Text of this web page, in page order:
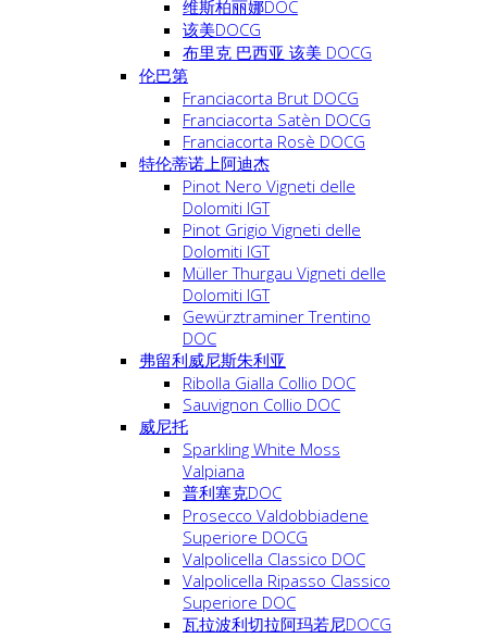
维斯柏丽娜DOC
该美DOCG
布里克 巴西亚 该美 DOCG
伦巴第
Franciacorta Brut DOCG
Franciacorta Satèn DOCG
Franciacorta Rosè DOCG
特伦蒂诺上阿迪杰
Pinot Nero Vigneti delle
Dolomiti IGT
Pinot Grigio Vigneti delle
Dolomiti IGT
Müller Thurgau Vigneti delle
Dolomiti IGT
Gewürztraminer Trentino
DOC
弗留利威尼斯朱利亚
Ribolla Gialla Collio DOC
Sauvignon Collio DOC
威尼托
Sparkling White Moss
Valpiana
普利塞克DOC
Prosecco Valdobbiadene
Superiore DOCG
Valpolicella Classico DOC
Valpolicella Ripasso Classico
Superiore DOC
瓦拉波利切拉阿玛若尼DOCG